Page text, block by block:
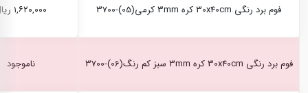
فوم برد رنگی 30x40cm کره 3mm کرمی(05)-3700 ۱,۶۲۰,۰۰۰ ریال
فوم برد رنگی 30x40cm کره 3mm سبز کم رنگ(06)-3700 ناموجود